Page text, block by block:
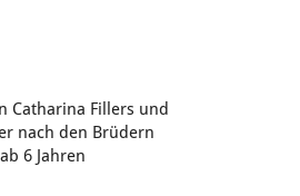
Catharina Fillers und
nach den Brüdern
6 Jahren